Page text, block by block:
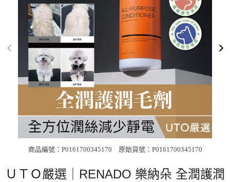
商品編號：P0161700345170 原始貨號：P0161700345170
ＵＴＯ嚴選｜RENADO 樂納朵 全潤護潤